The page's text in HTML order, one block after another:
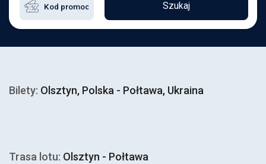
Szukaj
Bilety: Olsztyn, Polska - Połtawa, Ukraina
Trasa lotu: Olsztyn - Połtawa